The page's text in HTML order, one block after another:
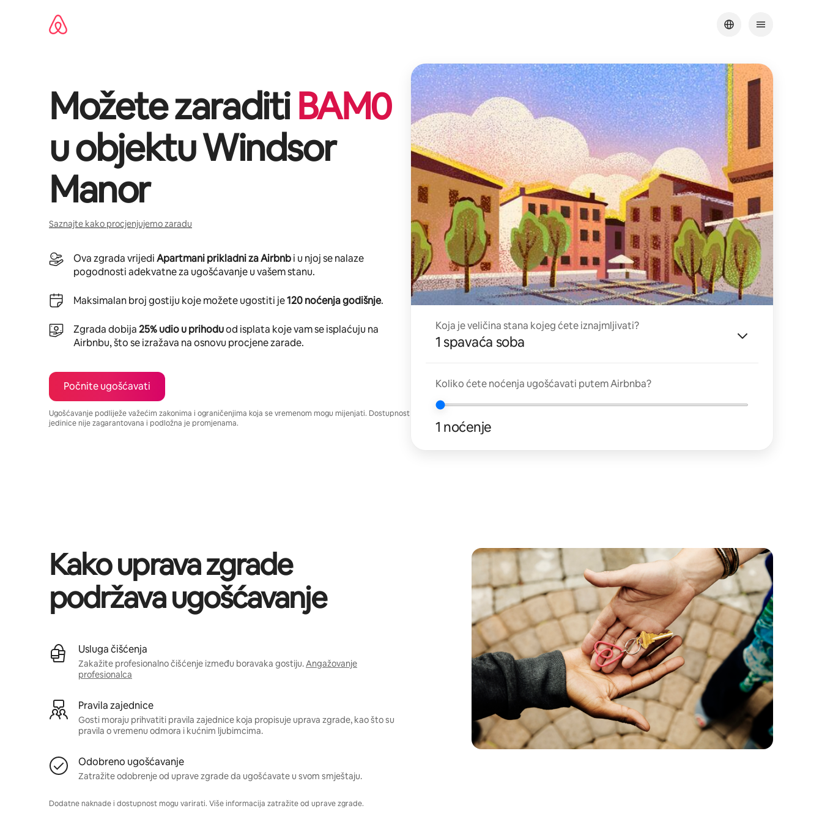
Možete zaraditiBAM0
u objektuWindsor
Manor
Saznajte kako procjenjujemo zaradu
Ova zgrada vrijediApartmani prikladni za Airbnbi u njoj se nalaze
pogodnosti adekvatne za ugošćavanje u vašem stanu.
Maksimalan broj gostiju koje možete ugostiti je120 noćenja godišnje.
Zgrada dobija25% udio u prihoduod isplata koje vam se isplaćuju na
Airbnbu, što se izražava na osnovu procjene zarade.
Počnite ugošćavati
Ugošćavanje podliježe važećim zakonima i ograničenjima koja se vremenom mogu mijenjati. Dostupnost
jedinice nije zagarantovana i podložna je promjenama.
Koja je veličina stana kojeg ćete iznajmljivati?
1 spavaća soba
Koliko ćete noćenja ugošćavati putem Airbnba?
1 noćenje
Kako uprava zgrade
podržava ugošćavanje
Usluga čišćenja
Zakažite profesionalno čišćenje između boravaka gostiju.Angažovanje
profesionalca
Pravila zajednice
Gosti moraju prihvatiti pravila zajednice koja propisuje uprava zgrade, kao što su
pravila o vremenu odmora i kućnim ljubimcima.
Odobreno ugošćavanje
Zatražite odobrenje od uprave zgrade da ugošćavate u svom smještaju.
Dodatne naknade i dostupnost mogu varirati. Više informacija zatražite od uprave zgrade.